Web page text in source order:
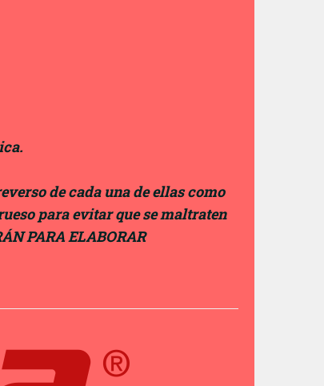
de cada una de ellas como
para evitar que se maltraten
PARA ELABORAR